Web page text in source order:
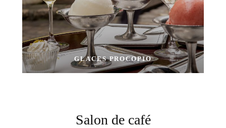
GLACES PROCOPIO
Salon de café